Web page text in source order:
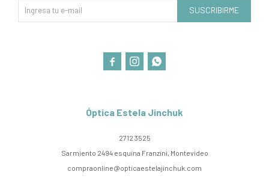
Óptica Estela Jinchuk
2712 3525
Sarmiento 2494 esquina Franzini, Montevideo
compraonline@opticaestelajinchuk.com
SUSCRIBIRME
  